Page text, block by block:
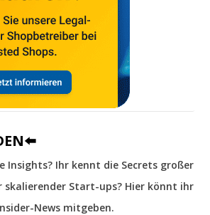
Insights? Ihr kennt die Secrets großer
skalierender Start-ups? Hier könnt ihr
News mitgeben.